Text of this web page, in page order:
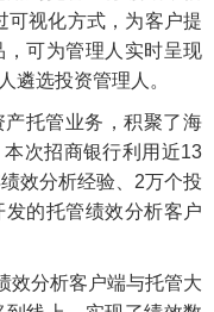
可视化方式，为客户提
可为管理人实时呈现
遴选投资管理人。
托管业务，积聚了海
本次招商银行利用近13
效分析经验、2万个投
的托管绩效分析客户
效分析客户端与托管大